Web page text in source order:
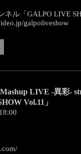
ル「GALPO LIVE
galpoliveshow
LIVE -異彩-
Vol.11」